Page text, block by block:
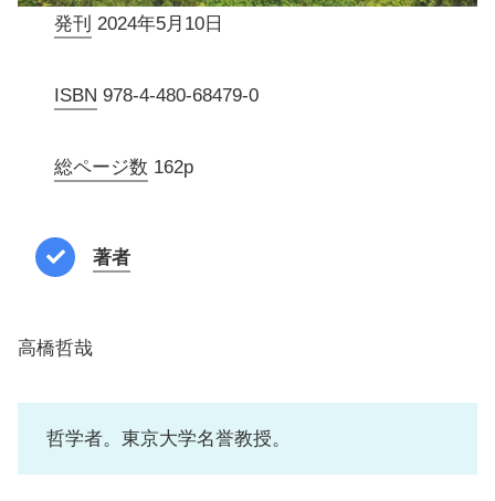
発刊 2024年5月10日
ISBN 978-4-480-68479-0
総ページ数 162p
著者
高橋哲哉
哲学者。東京大学名誉教授。